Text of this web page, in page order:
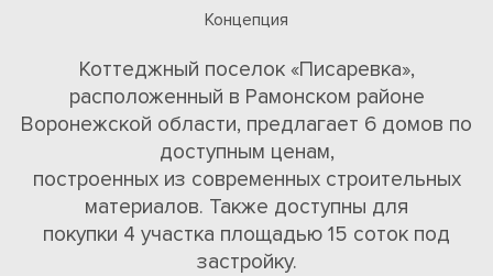
Концепция
Коттеджный поселок «Писаревка»,
расположенный в Рамонском районе
Воронежской области, предлагает 6 домов по
доступным ценам,
построенных из современных строительных
материалов. Также доступны для
покупки 4 участка площадью 15 соток под
застройку.